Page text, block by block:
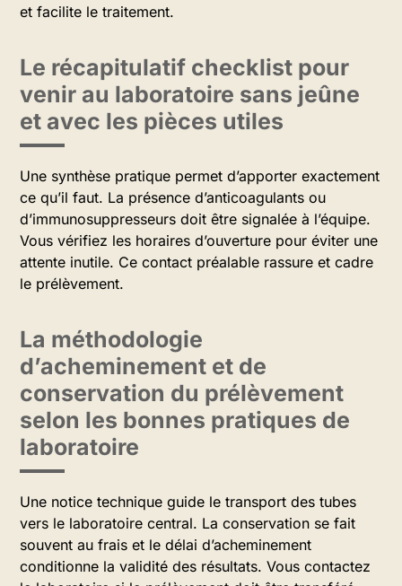
et facilite le traitement.
Le récapitulatif checklist pour
venir au laboratoire sans jeûne
et avec les pièces utiles
Une synthèse pratique permet d’apporter exactement
ce qu’il faut. La présence d’anticoagulants ou
d’immunosuppresseurs doit être signalée à l’équipe.
Vous vérifiez les horaires d’ouverture pour éviter une
attente inutile. Ce contact préalable rassure et cadre
le prélèvement.
La méthodologie
d’acheminement et de
conservation du prélèvement
selon les bonnes pratiques de
laboratoire
Une notice technique guide le transport des tubes
vers le laboratoire central. La conservation se fait
souvent au frais et le délai d’acheminement
conditionne la validité des résultats. Vous contactez